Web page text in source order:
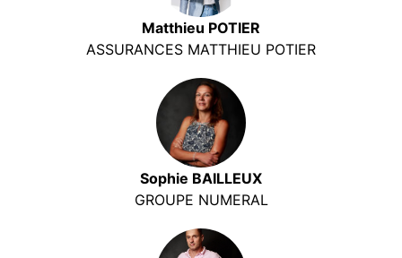
Matthieu POTIER
ASSURANCES MATTHIEU POTIER
Sophie BAILLEUX
GROUPE NUMERAL